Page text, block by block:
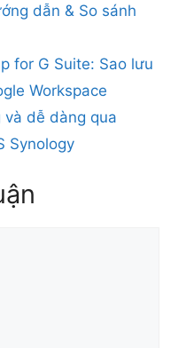
dẫn & So sánh
for G Suite: Sao lưu
Workspace
và dễ dàng qua
Synology